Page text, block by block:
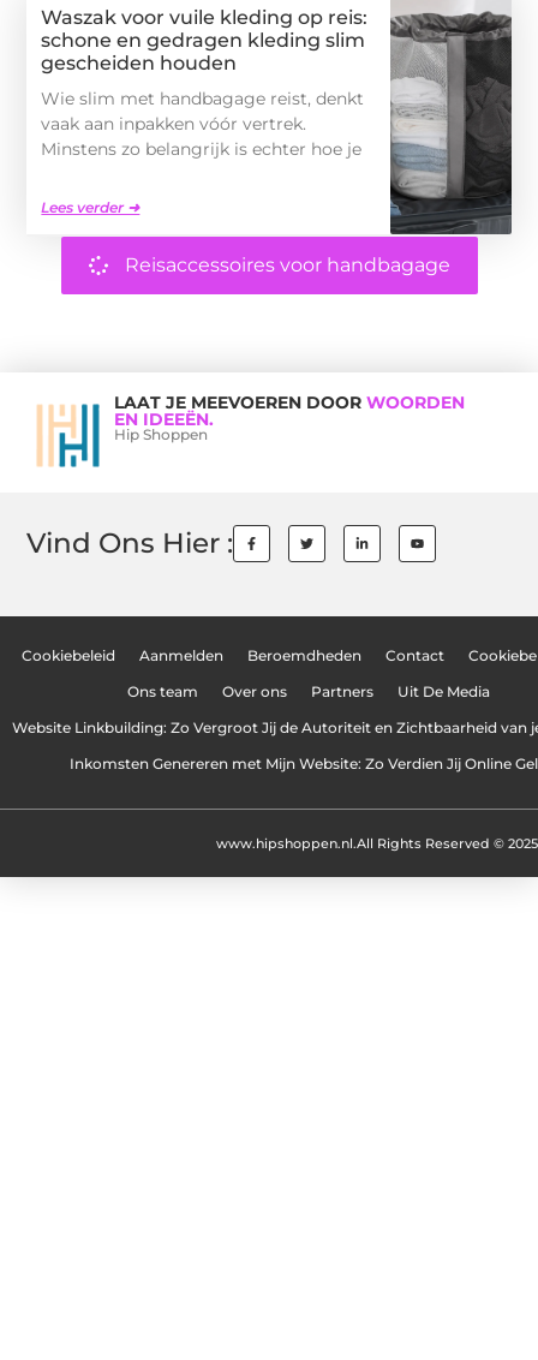
Waszak voor vuile kleding op reis:
schone en gedragen kleding slim
gescheiden houden
Wie slim met handbagage reist, denkt
vaak aan inpakken vóór vertrek.
Minstens zo belangrijk is echter hoe je
Lees verder ➜
Reisaccessoires voor handbagage
LAAT JE MEEVOEREN DOOR WOORDEN
EN IDEEËN.
Hip Shoppen
Vind Ons Hier :
Cookiebeleid Aanmelden Beroemdheden Contact
Ons team Over ons Partners Uit De Media
Website Linkbuilding: Zo Vergroot Jij de Autoriteit en Zichtbaarheid van
Inkomsten Genereren met Mijn Website: Zo Verdien Jij Online
All Rights Reserved © 2025
www.hipshoppen.nl.